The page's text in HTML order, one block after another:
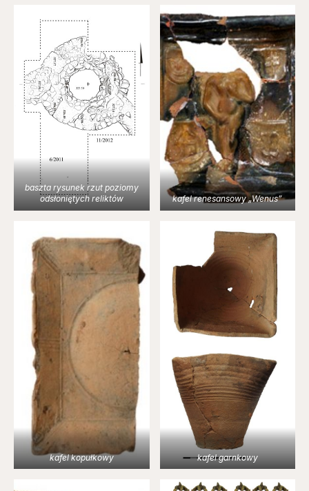
baszta rysunek rzut poziomy
odsłoniętych reliktów
kafel renesansowy „Wenus”
kafel kopułkowy kafel garnkowy